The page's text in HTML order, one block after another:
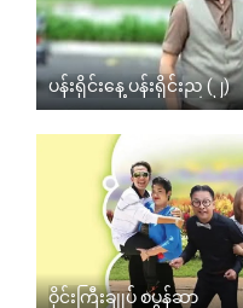
ပန်းရိုင်းနေ့ ပန်းရိုင်းည (၂)
ဝိုင်းကြီးချုပ် စပွန်ဆာ